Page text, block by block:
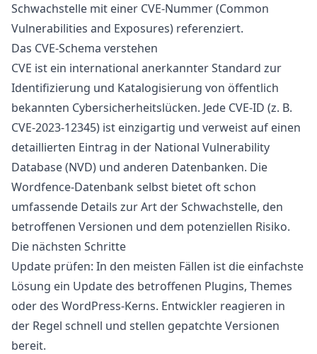
Schwachstelle mit einer CVE-Nummer (Common
Vulnerabilities and Exposures) referenziert.
Das CVE-Schema verstehen
CVE ist ein international anerkannter Standard zur
Identifizierung und Katalogisierung von öffentlich
bekannten Cybersicherheitslücken. Jede CVE-ID (z. B.
CVE-2023-12345) ist einzigartig und verweist auf einen
detaillierten Eintrag in der National Vulnerability
Database (NVD) und anderen Datenbanken. Die
Wordfence-Datenbank selbst bietet oft schon
umfassende Details zur Art der Schwachstelle, den
betroffenen Versionen und dem potenziellen Risiko.
Die nächsten Schritte
Update prüfen: In den meisten Fällen ist die einfachste
Lösung ein Update des betroffenen Plugins, Themes
oder des WordPress-Kerns. Entwickler reagieren in
der Regel schnell und stellen gepatchte Versionen
bereit.